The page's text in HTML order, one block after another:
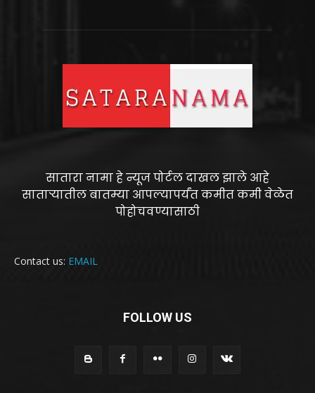
सातारा नामा हे न्यूज पोर्टल दाखल झाले आहे
साताऱ्यातील बातम्या आपल्यापर्यंत कमीत कमी वेळेत
पोहोचवण्यासाठी
Contact us: EMAIL
FOLLOW US